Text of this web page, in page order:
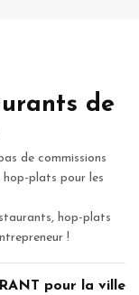
de
de commissions
hop-plats pour les
hop-plats
!
pour la ville